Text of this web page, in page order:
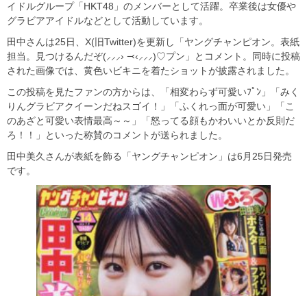
イドルグループ「HKT48」のメンバーとして活躍。卒業後は女優や
グラビアアイドルなどとして活動しています。
田中さんは25日、X(旧Twitter)を更新し「ヤングチャンピオン。表紙
担当。見つけるんだぞ(⸝⸝⸝› ⤙‹⸝⸝⸝)♡プン」とコメント。同時に投稿
された画像では、黄色いビキニを着たショットが披露されました。
この投稿を見たファンの方からは、「相変わらず可愛いﾌﾟﾝ」「みく
りんグラビアクイーンだねスゴイ！」「ふくれっ面が可愛い」「こ
のあざと可愛い表情最高～～」「怒ってる顔もかわいいとか反則だ
ろ！！」といった称賛のコメントが送られました。
田中美久さんが表紙を飾る「ヤングチャンピオン」は6月25日発売
です。